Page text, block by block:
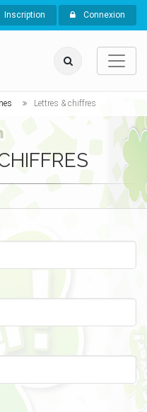
Inscription Connexion
Lettres & chiffres